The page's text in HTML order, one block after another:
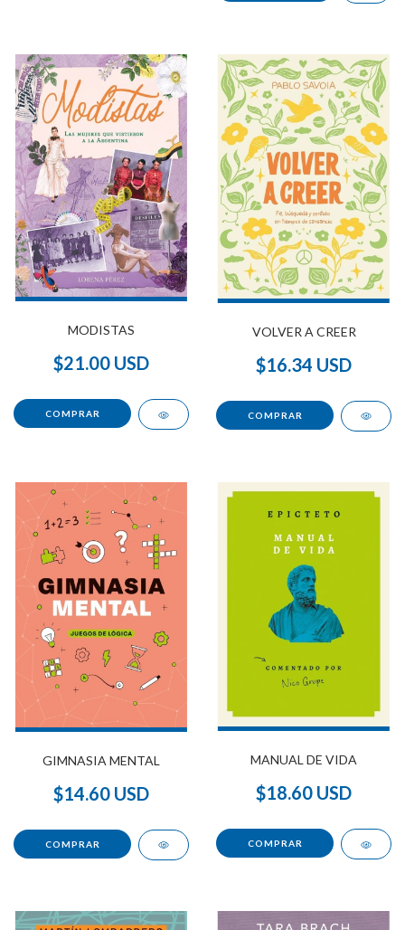
MODISTAS
$21.00 USD
VOLVER A CREER
$16.34 USD
GIMNASIA MENTAL
$14.60 USD
MANUAL DE VIDA
$18.60 USD